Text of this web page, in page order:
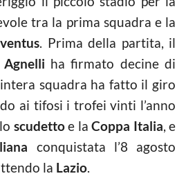
tra la prima squadra e la
. Prima della partita, il
ha firmato decine di
squadra ha fatto il giro
ai tifosi i trofei vinti l’anno
scudettoe la Coppa Italia, e
conquistata l’8 agosto
la Lazio.